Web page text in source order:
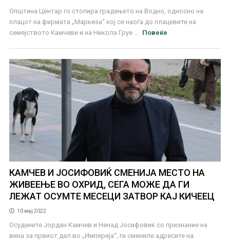
Општина Центар го стопира градењето на Водно, односно на
плацот на фирмата „Маркеза“ кој се наоѓа до плацевите на
семејството Камчеви и на Никола Груе ...
Повеќе
КАМЧЕВ И ЈОСИФОВИЌ СМЕНИЈА МЕСТО НА
ЖИВЕЕЊЕ ВО ОХРИД, СЕГА МОЖЕ ДА ГИ
ЛЕЖАТ ОСУМТЕ МЕСЕЦИ ЗАТВОР КАЈ КИЧЕЕЦ
10 мај 2022
Осудените Јордан Камчев и Ненад Јосифовиќ со признание на
вина за првиот дел во „Империја“, ги смениле адресите на